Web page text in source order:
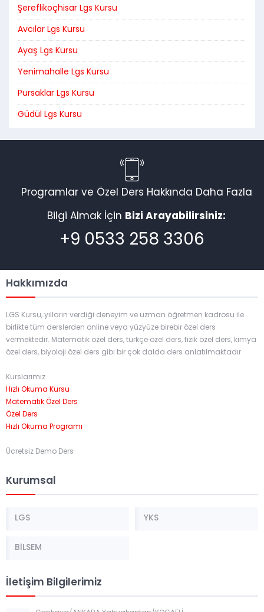
Şereflikoçhisar Lgs Kursu
Avcılar Lgs Kursu
Ayaş Lgs Kursu
Yenimahalle Lgs Kursu
Pursaklar Lgs Kursu
Güdül Lgs Kursu
Programlar ve Özel Ders Hakkında Daha Fazla
Bilgi Almak İçin Bizi Arayabilirsiniz:
+9 0533 258 3306
Hakkımızda
LGS Kursu, yılların verdiği deneyim ve uzman öğretmen kadrosu ile
birlikte tüm derslerden online veya yüzyüze birebir özel ders
vermektedir. Matematik özel ders, türkçe özel ders, fizik özel ders, kimya
özel ders, biyoloji özel ders gibi bir çok dalda ders anlatılmaktadır.
Kurslarımız
Hızlı Okuma Kursu
Matematik Özel Ders
Özel Ders
Hızlı Okuma Programı
Ücretsiz Demo Ders
Kurumsal
LGS YKS
BİLSEM
İletişim Bilgilerimiz